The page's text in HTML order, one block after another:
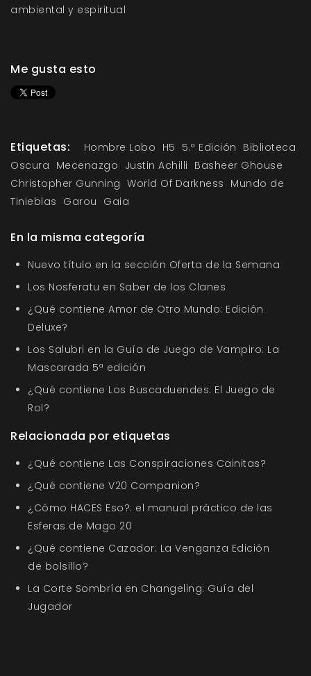
ambiental y espiritual
Me gusta esto
Etiquetas: Hombre Lobo H5 5.ª Edición Biblioteca
Oscura Mecenazgo Justin Achilli Basheer Ghouse
Christopher Gunning World Of Darkness Mundo de
Tinieblas Garou Gaia
En la misma categoría
Nuevo título en la sección Oferta de la Semana
Los Nosferatu en Saber de los Clanes
¿Qué contiene Amor de Otro Mundo: Edición
Deluxe?
Los Salubri en la Guía de Juego de Vampiro: La
Mascarada 5ª edición
¿Qué contiene Los Buscaduendes: El Juego de
Rol?
Relacionada por etiquetas
¿Qué contiene Las Conspiraciones Cainitas?
¿Qué contiene V20 Companion?
¿Cómo HACES Eso?: el manual práctico de las
Esferas de Mago 20
¿Qué contiene Cazador: La Venganza Edición
de bolsillo?
La Corte Sombría en Changeling: Guía del
Jugador